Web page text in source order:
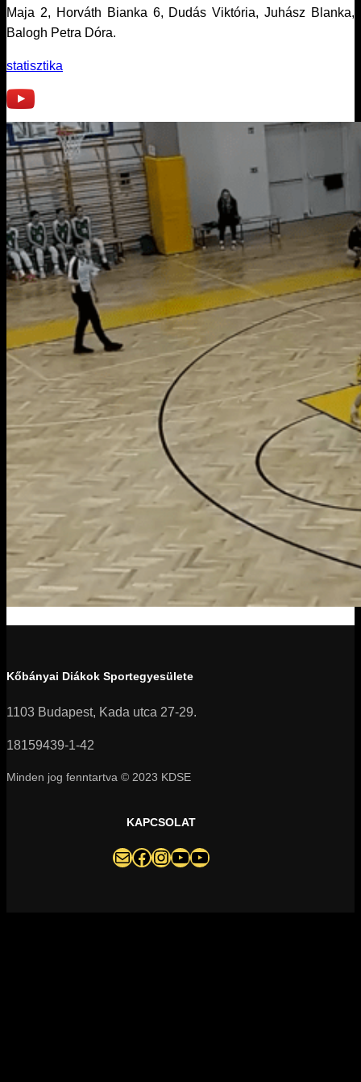
Maja 2, Horváth Bianka 6, Dudás Viktória, Juhász Blanka,
Balogh Petra Dóra.
statisztika
Kőbányai Diákok Sportegyesülete
1103 Budapest, Kada utca 27-29.
18159439-1-42
Minden jog fenntartva © 2023 KDSE
KAPCSOLAT
darazsak@darazsak.hu @kobanyaidarazsak @darazsak Kőbányai Darazsak csatorna Darazsak Online Basketball csatorna